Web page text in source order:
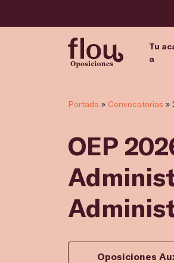
Tu
a
Portada » Convocatorias »
OEP
Oposiciones